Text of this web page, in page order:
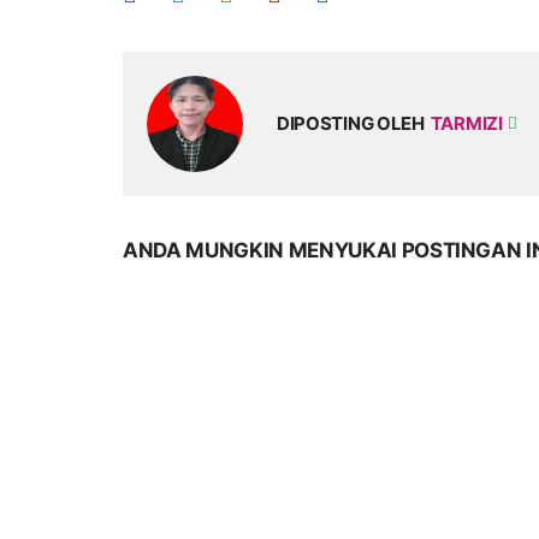
DIPOSTING OLEH TARMIZI
ANDA MUNGKIN MENYUKAI POSTINGAN